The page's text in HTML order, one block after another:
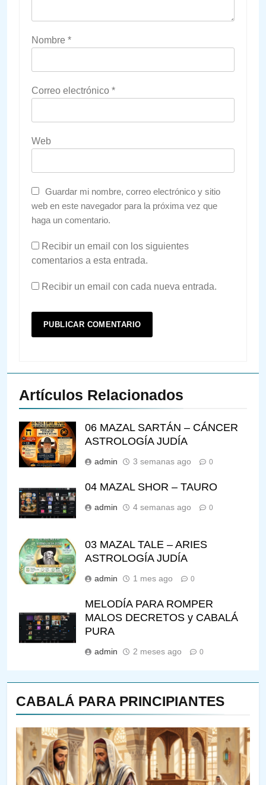
CABALÁ PARA PRINCIPIANTES
143
¿QUIÉN ES SABIO? EL QUE
Nombre *
Correo electrónico *
Web
Guardar mi nombre, correo electrónico y sitio
web en este navegador para la próxima vez que
haga un comentario.
Recibir un email con los siguientes
comentarios a esta entrada.
Recibir un email con cada nueva entrada.
Artículos Relacionados
06 MAZAL SARTÁN – CÁNCER
ASTROLOGÍA JUDÍA
admin 3 semanas ago 0
04 MAZAL SHOR – TAURO
admin 4 semanas ago 0
03 MAZAL TALE – ARIES
ASTROLOGÍA JUDÍA
admin 1 mes ago 0
MELODÍA PARA ROMPER
MALOS DECRETOS y CABALÁ
PURA
admin 2 meses ago 0